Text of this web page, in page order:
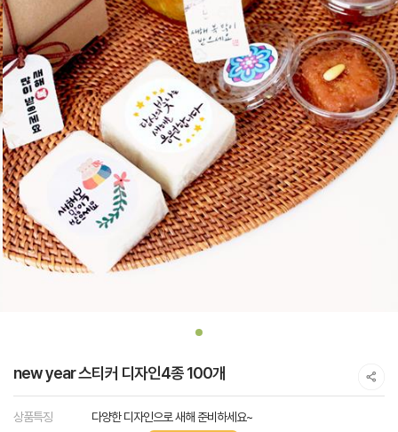
new year 스티커 디자인4종 100개
상품특징
다양한 디자인으로 새해 준비하세요~